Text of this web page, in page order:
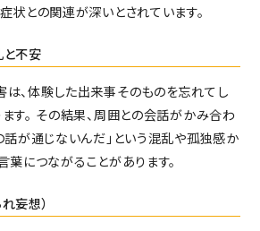
状との関連が深いとされています。
と不安
、体験した出来事そのものを忘れてし
す。 その結果、周囲との会話がかみ合わ
話が通じないんだ」という混乱や孤独感か
葉につながることがあります。
妄想）